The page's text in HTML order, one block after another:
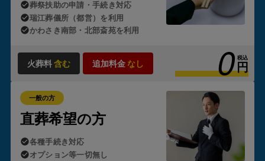
・故人の預貯金や遺留金がほとんどないこと
・ご遺族の方の資産状況に著しい余裕がないこと
のお葬式」では
ケースワーカー様とのやり取りや申請手続き
も含め、すべて代行しております。
葬祭扶助の申請・手続き対応
瑞江葬儀所（都営）を利用
かわさき南部・北部斎苑を利用
火葬料含む 追加料金 なし 0 税込
円
一般の方
直葬希望の方
各種手続き対応
オプション等一切無し